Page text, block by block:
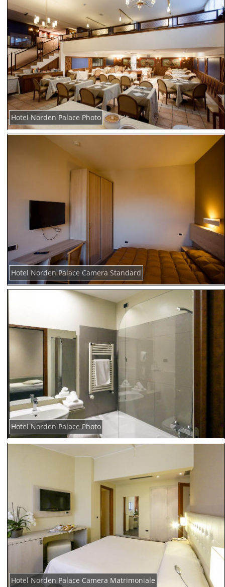
Hotel Norden Palace Photo
Hotel Norden Palace Camera Standard
Hotel Norden Palace Photo
Hotel Norden Palace Camera Matrimoniale